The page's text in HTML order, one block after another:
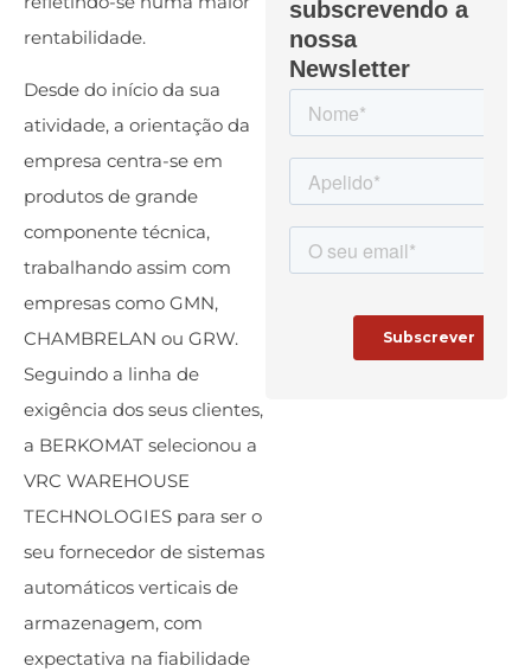
rentabilidade.
Desde do início da sua
atividade, a orientação da
empresa centra-se em
produtos de grande
componente técnica,
trabalhando assim com
empresas como GMN,
CHAMBRELAN ou GRW.
Seguindo a linha de
exigência dos seus clientes,
a BERKOMAT selecionou a
VRC WAREHOUSE
TECHNOLOGIES para ser o
seu fornecedor de sistemas
automáticos verticais de
armazenagem, com
expectativa na fiabilidade
subscrevendo a
nossa
Newsletter